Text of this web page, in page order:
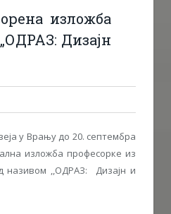
изложба
Дизајн
у Врању до 20. септембра
изложба професорке из
,,ОДРАЗ: Дизајн и